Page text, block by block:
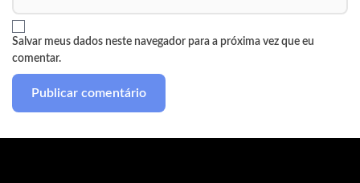
Salvar meus dados neste navegador para a próxima vez que eu
comentar.